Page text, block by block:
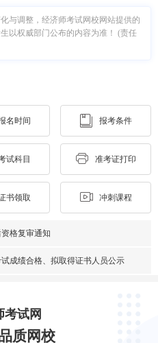
与调整，经济师考试网校网站提供的
以权威部门公布的内容为准！ (责任
名时间 报考条件
试科目 准考证打印
书领取 冲刺课程
格复审通知
成绩合格、拟取得证书人员公示
考试网
质网校